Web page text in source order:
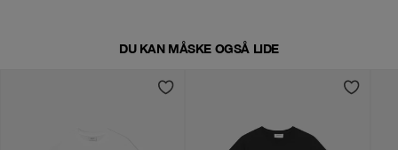
DU KAN MÅSKE OGSÅ LIDE